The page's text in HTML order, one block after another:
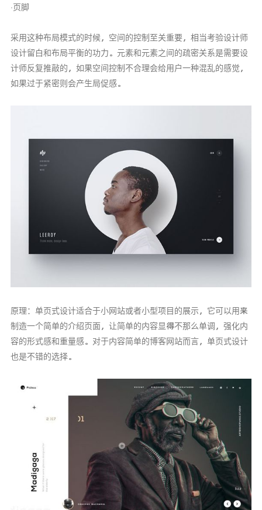
·页脚
采用这种布局模式的时候，空间的控制至关重要，相当考验设计师
设计留白和布局平衡的功力。元素和元素之间的疏密关系是需要设
计师反复推敲的，如果空间控制不合理会给用户一种混乱的感觉，
如果过于紧密则会产生局促感。
原理：单页式设计适合于小网站或者小型项目的展示，它可以用来
制造一个简单的介绍页面，让简单的内容显得不那么单调，强化内
容的形式感和重量感。对于内容简单的博客网站而言，单页式设计
也是不错的选择。